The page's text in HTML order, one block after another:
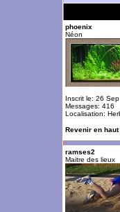
phoenix
Néon
Inscrit le: 26
Messages: 416
Localisation:
Revenir en haut
ramses2
Maitre des lieux